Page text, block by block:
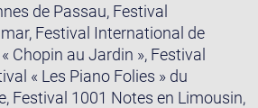
de Passau, Festival
Festival International de
Chopin au Jardin », Festival
« Les Piano Folies » du
Festival 1001 Notes en Limousin,